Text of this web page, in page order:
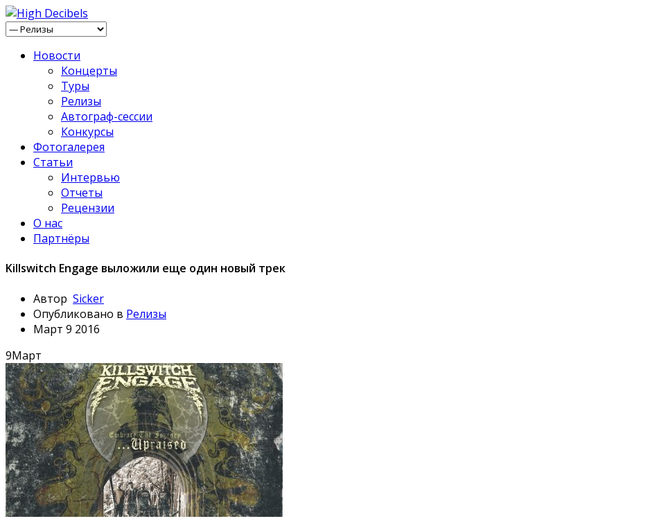
Новости
Концерты
Туры
Релизы
Автограф-сессии
Конкурсы
Фотогалерея
Статьи
Интервью
Отчеты
Рецензии
О нас
Партнёры
Killswitch Engage выложили еще один новый трек
Автор Sicker
Опубликовано в Релизы
Март 9 2016
9Март